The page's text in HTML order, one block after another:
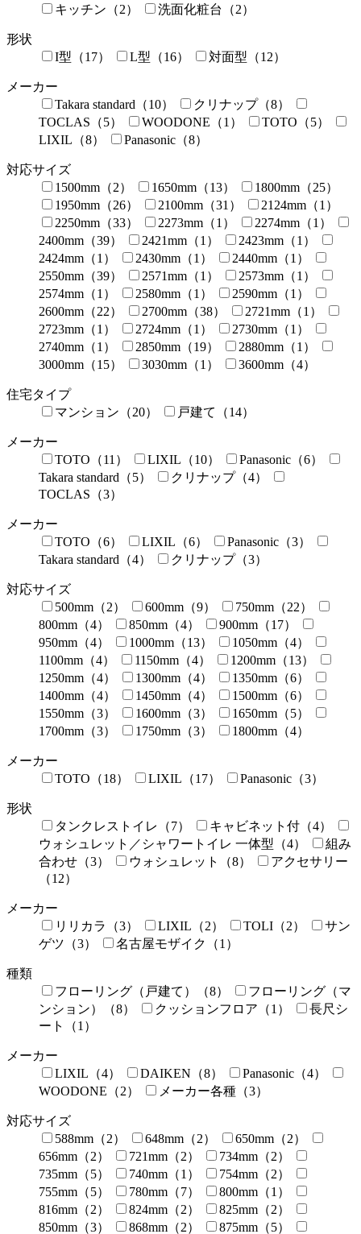
キッチン（2）
洗面化粧台（2）
形状
I型（17）
L型（16） 対面型（12）
メーカー
Takara standard（10）
クリナップ（8）
TOCLAS（5）
WOODONE（1）
TOTO（5）
LIXIL（8）
Panasonic（8）
対応サイズ
1500mm（2）
1650mm（13）
1800mm（25）
1950mm（26）
2100mm（31）
2124mm（1）
2250mm（33）
2273mm（1）
2274mm（1）
2400mm（39）
2421mm（1）
2423mm（1）
2424mm（1）
2430mm（1）
2440mm（1）
2550mm（39）
2571mm（1）
2573mm（1）
2574mm（1）
2580mm（1）
2590mm（1）
2600mm（22）
2700mm（38）
2721mm（1）
2723mm（1）
2724mm（1）
2730mm（1）
2740mm（1）
2850mm（19）
2880mm（1）
3000mm（15）
3030mm（1） 3600mm（4）
住宅タイプ
マンション（20）
戸建て（14）
メーカー
TOTO（11）
LIXIL（10）
Panasonic（6）
Takara standard（5）
クリナップ（4）
TOCLAS（3）
メーカー
TOTO（6）
LIXIL（6）
Panasonic（3）
Takara standard（4）
クリナップ（3）
対応サイズ
500mm（2）
600mm（9）
750mm（22）
800mm（4）
850mm（4）
900mm（17）
950mm（4）
1000mm（13）
1050mm（4）
1100mm（4）
1150mm（4）
1200mm（13）
1250mm（4）
1300mm（4）
1350mm（6）
1400mm（4）
1450mm（4）
1500mm（6）
1550mm（3）
1600mm（3）
1650mm（5）
1700mm（3）
1750mm（3） 1800mm（4）
メーカー
TOTO（18）
LIXIL（17） Panasonic（3）
形状
タンクレストイレ（7）
キャビネット付（4）
ウォシュレット／シャワートイレ 一体型（4）
組み
合わせ（3）
ウォシュレット（8）
アクセサリー
（12）
メーカー
リリカラ（3）
LIXIL（2） TOLI（2）
サン
ゲツ（3）
名古屋モザイク（1）
種類
フローリング（戸建て）（8）
フローリング（マ
ンション）（8）
クッションフロア（1）
長尺シ
ート（1）
メーカー
LIXIL（4）
DAIKEN（8）
Panasonic（4）
WOODONE（2）
メーカー各種（3）
対応サイズ
588mm（2）
648mm（2）
650mm（2）
656mm（2）
721mm（2）
734mm（2）
735mm（5）
740mm（1）
754mm（2）
755mm（5）
780mm（7）
800mm（1）
816mm（2）
824mm（2）
825mm（2）
850mm（3）
868mm（2） 875mm（5）